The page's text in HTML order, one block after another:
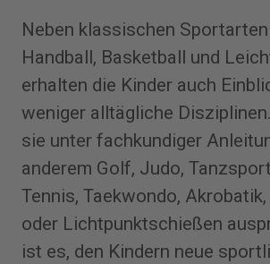
Neben klassischen
Handball, Basketball und
erhalten die Kinder auch
weniger alltägliche
sie unter fachkundiger
anderem Golf, Judo,
Tennis, Taekwondo,
oder Lichtpunktschießen
ist es, den Kindern neue